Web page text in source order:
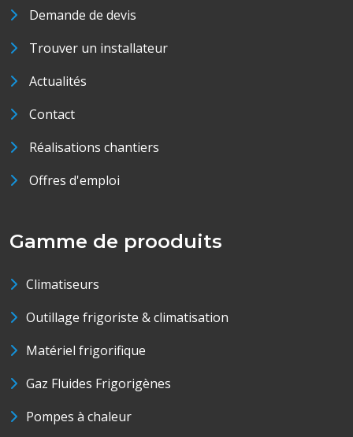
Demande de devis
Trouver un installateur
Actualités
Contact
Réalisations chantiers
Offres d'emploi
Gamme de prooduits
Climatiseurs
Outillage frigoriste & climatisation
Matériel frigorifique
Gaz Fluides Frigorigènes
Pompes à chaleur